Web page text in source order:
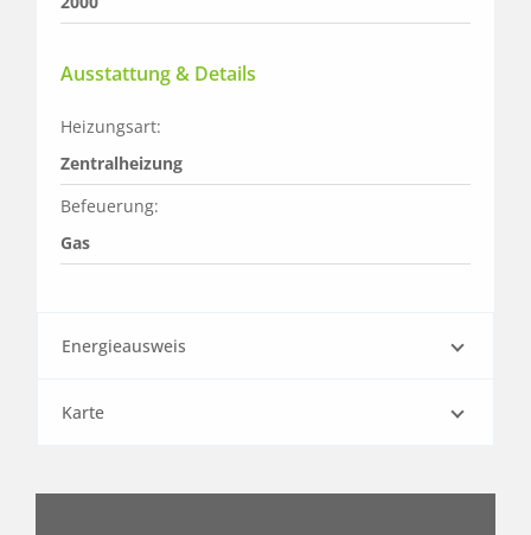
Ausstattung & Details
Heizungsart:
Zentralheizung
Befeuerung:
Gas
Energieausweis
Karte